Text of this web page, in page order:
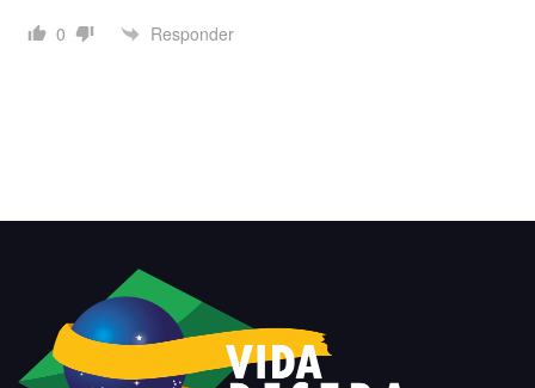
0
Responder